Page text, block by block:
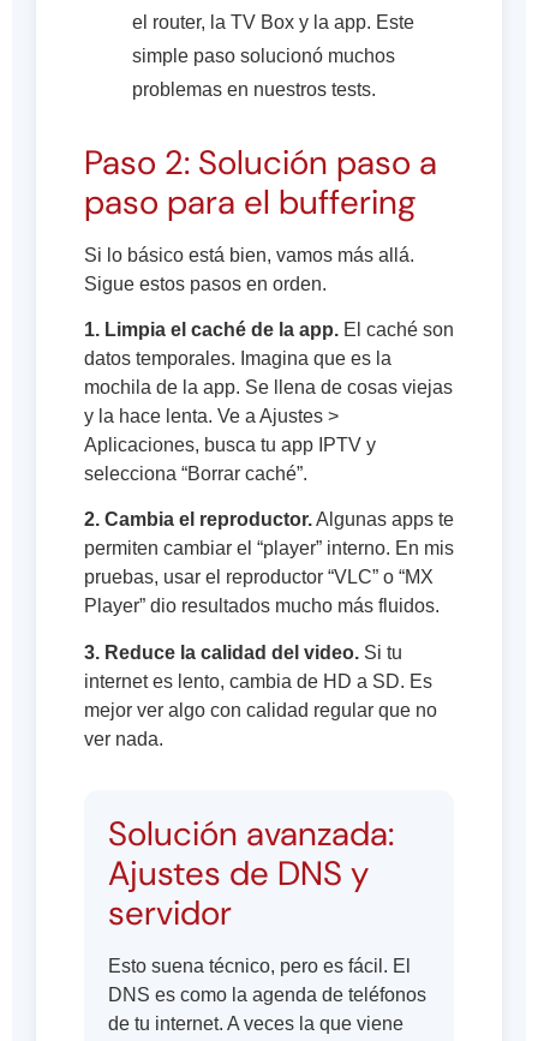
el router, la TV Box y la app. Este
simple paso solucionó muchos
problemas en nuestros tests.
Paso 2: Solución paso a
paso para el buffering
Si lo básico está bien, vamos más allá.
Sigue estos pasos en orden.
1. Limpia el caché de la app. El caché son
datos temporales. Imagina que es la
mochila de la app. Se llena de cosas viejas
y la hace lenta. Ve a Ajustes >
Aplicaciones, busca tu app IPTV y
selecciona “Borrar caché”.
2. Cambia el reproductor.Algunas apps te
permiten cambiar el “player” interno. En mis
pruebas, usar el reproductor “VLC” o “MX
Player” dio resultados mucho más fluidos.
3. Reduce la calidad del video. Si tu
internet es lento, cambia de HD a SD. Es
mejor ver algo con calidad regular que no
ver nada.
Solución avanzada:
Ajustes de DNS y
servidor
Esto suena técnico, pero es fácil. El
DNS es como la agenda de teléfonos
de tu internet. A veces la que viene